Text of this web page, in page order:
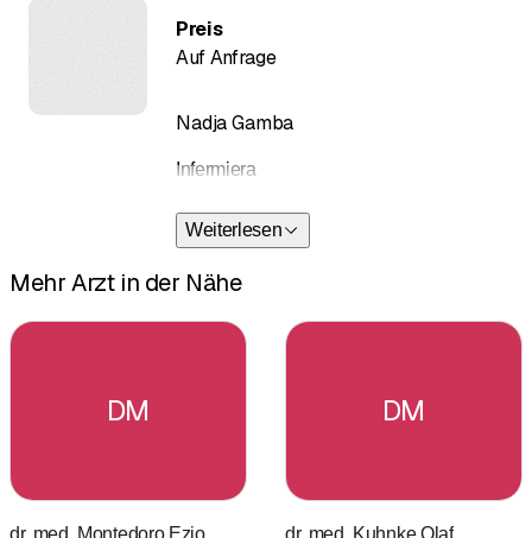
generale, ha effettuato molteplici studi e
master di approfondimento nel campo
primario in una clinica rinomata per
oncologia convenzionale e
meridionale (Klinik St. Georg Bad
Aibling).
Svolge corsi e congressi a livello
nell’ambito della medicina
grande associazione europea di medici
Nadja Gamba
Infermiera
Weiterlesen
Preis
Auf Anfrage
Mehr Arzt in der Nähe
DM
dr. med. Montedoro Ezio
DM
dr. med. Kuhnke Olaf